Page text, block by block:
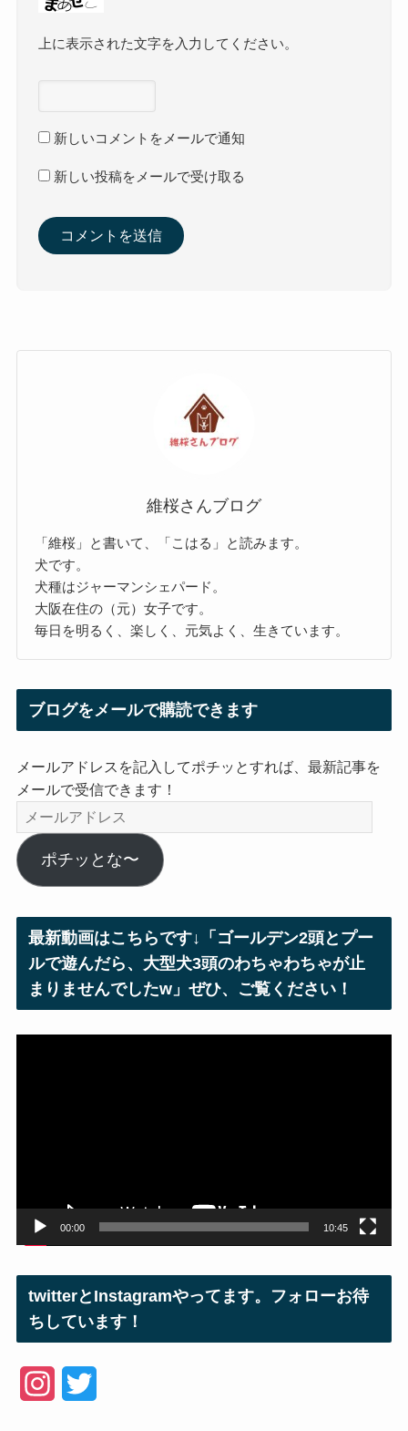
上に表示された文字を入力してください。
新しいコメントをメールで通知
新しい投稿をメールで受け取る
維桜さんブログ
「維桜」と書いて、「こはる」と読みます。
犬です。
犬種はジャーマンシェパード。
大阪在住の（元）女子です。
毎日を明るく、楽しく、元気よく、生きています。
ブログをメールで購読できます
メールアドレスを記入してポチッとすれば、最新記事を
メールで受信できます！
メ
ー
ル
ア
ス
ポチッとな〜
最新動画はこちらです↓「ゴールデン2頭とプー
ルで遊んだら、大型犬3頭のわちゃわちゃが止
まりませんでしたw」ぜひ、ご覧ください！
00:00 10:45
twitterとInstagramやってます。フォローお待
ちしています！